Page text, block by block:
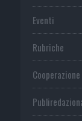
Eventi
Rubriche